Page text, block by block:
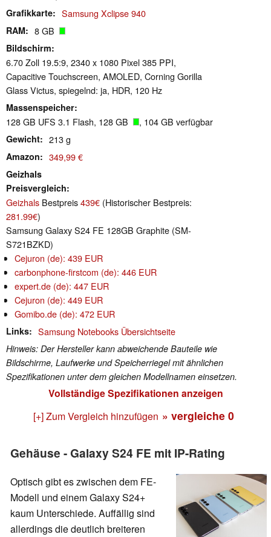
Grafikkarte Samsung Xclipse 940
RAM 8 GB
Bildschirm
6.70 Zoll 19.5:9, 2340 x 1080 Pixel 385 PPI,
Capacitive Touchscreen, AMOLED, Corning Gorilla
Glass Victus, spiegelnd: ja, HDR, 120 Hz
Massenspeicher
128 GB UFS 3.1 Flash, 128 GB , 104 GB verfügbar
Gewicht 213 g
Amazon 349,99 €
Geizhals
Preisvergleich
Geizhals Bestpreis439€ (Historischer Bestpreis:
281.99€)
Samsung Galaxy S24 FE 128GB Graphite (SM-
S721BZKD)
Cejuron (de): 439 EUR
carbonphone-firstcom (de): 446 EUR
expert.de (de): 447 EUR
Cejuron (de): 449 EUR
Gomibo.de (de): 472 EUR
Links Samsung Notebooks Übersichtseite
Hinweis: Der Hersteller kann abweichende Bauteile wie
Bildschirme, Laufwerke und Speicherriegel mit ähnlichen
Spezifikationen unter dem gleichen Modellnamen einsetzen.
Vollständige Spezifikationen anzeigen
[+] Zum Vergleich hinzufügen » vergleiche 0
Gehäuse - Galaxy S24 FE mit IP-Rating
Optisch gibt es zwischen dem FE-
Modell und einem Galaxy S24+
kaum Unterschiede. Auffällig sind
allerdings die deutlich breiteren